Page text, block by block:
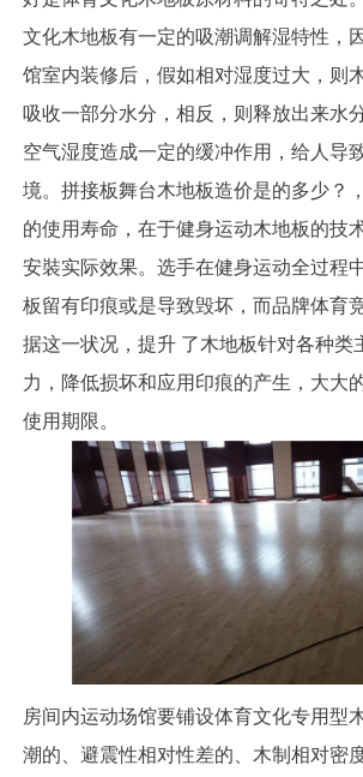
文化木地板有一定的吸潮调解湿特性，
馆室内装修后，假如相对湿度过大，则
吸收一部分水分，相反，则释放出来水
空气湿度造成一定的缓冲作用，给人导
境。拼接板舞台木地板造价是的多少？
的使用寿命，在于健身运动木地板的技
安裝实际效果。选手在健身运动全过程
板留有印痕或是导致毁坏，而品牌体育
据这一状况，提升 了木地板针对各种类
力，降低损坏和应用印痕的产生，大大
使用期限。
房间内运动场馆要铺设体育文化专用型
潮的、避震性相对性差的、木制相对密